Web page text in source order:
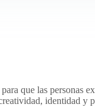
que las personas
identidad y